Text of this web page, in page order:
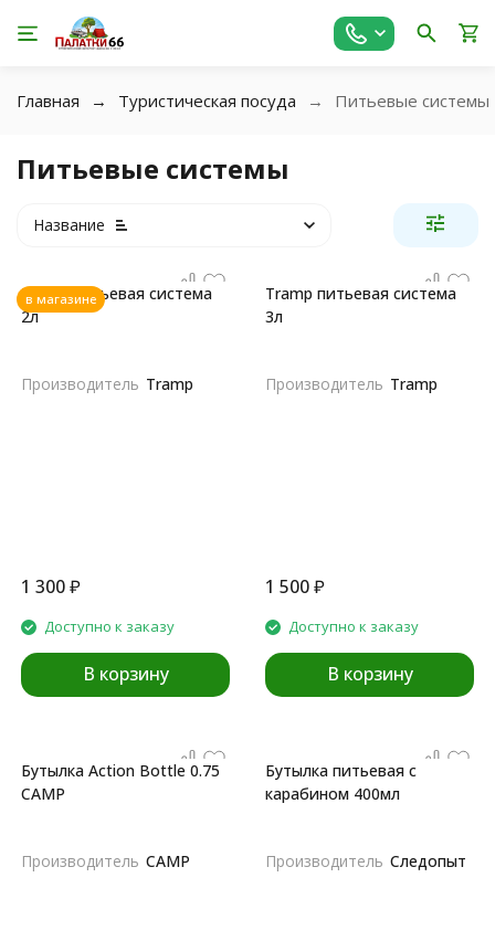
Главная Туристическая посуда Питьевые системы
Питьевые системы
Название
в магазине
Tramp питьевая система
2л
Производитель Tramp
1 300₽
Доступно к заказу
В корзину
Tramp питьевая система
3л
Производитель Tramp
1 500₽
Доступно к заказу
В корзину
Бутылка Action Bottle 0.75
CAMP
Производитель CAMP
Бутылка питьевая с
карабином 400мл
Производитель Следопыт